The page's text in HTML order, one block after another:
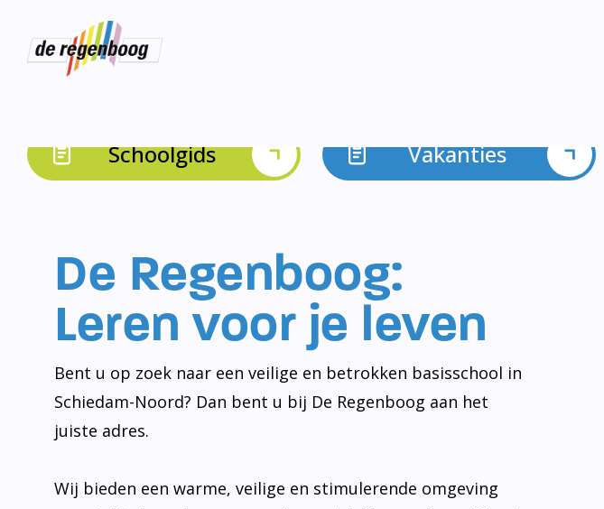
Schoolgids Vakanties
De Regenboog:
Leren voor je leven
Bent u op zoek naar een veilige en betrokken basisschool in
Schiedam-Noord? Dan bent u bij De Regenboog aan het
juiste adres.
Wij bieden een warme, veilige en stimulerende omgeving